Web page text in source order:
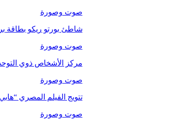
صوت وصورة
شاطئ بورتو ريكو بطاقة
صوت وصورة
مركز الأشخاص ذوي التوحد
صوت وصورة
تتويج الفيلم المصري
صوت وصورة